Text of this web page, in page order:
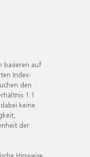
basieren auf
Index-
den
1:1
keine
der